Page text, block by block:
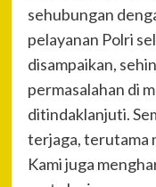
sehubungan
pelayanan Polri
disampaikan,
permasalahan di
ditindaklanjuti.
terjaga, terutama
Kami juga